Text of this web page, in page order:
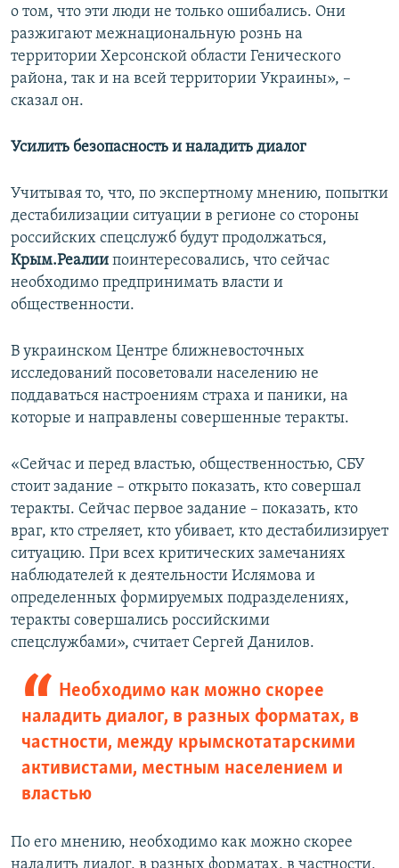
о том, что эти люди не только ошибались. Они
разжигают межнациональную рознь на
территории Херсонской области Генического
района, так и на всей территории Украины», –
сказал он.
Усилить безопасность и наладить диалог
Учитывая то, что, по экспертному мнению, попытки
дестабилизации ситуации в регионе со стороны
российских спецслужб будут продолжаться,
Крым.Реалии поинтересовались, что сейчас
необходимо предпринимать власти и
общественности.
В украинском Центре ближневосточных
исследований посоветовали населению не
поддаваться настроениям страха и паники, на
которые и направлены совершенные теракты.
«Сейчас и перед властью, общественностью, СБУ
стоит задание – открыто показать, кто совершал
теракты. Сейчас первое задание – показать, кто
враг, кто стреляет, кто убивает, кто дестабилизирует
ситуацию. При всех критических замечаниях
наблюдателей к деятельности Ислямова и
определенных формируемых подразделениях,
теракты совершались российскими
спецслужбами», считает Сергей Данилов.
Необходимо как можно скорее
наладить диалог, в разных форматах, в
частности, между крымскотатарскими
активистами, местным населением и
властью
По его мнению, необходимо как можно скорее